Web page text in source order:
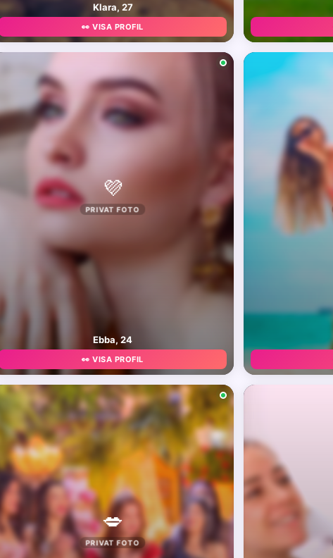
Klara, 27
👀 VISA PROFIL
💜
PRIVAT FOTO
Ebba, 24
👀 VISA PROFIL
💋
PRIVAT FOTO